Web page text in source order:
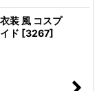
装 風 コスプ
ド [3267]